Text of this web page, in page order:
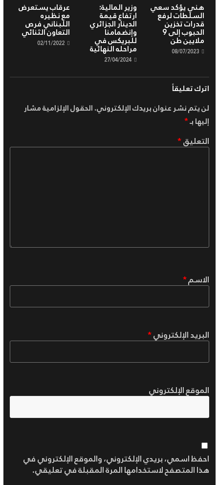
هني يؤكد سعي
السلطات لرفع
قدرات تخزين
الحبوب إلى 9
ملايين طن
08/07/2023
وزير المالية:
ارتفاع قيمة
الدينار الجزائري
وإنضمامنا
للبريكس في
مراحله النهائية
27/04/2024
عرقاب يستعرض
مع نظيره
اللبناني فرص
التعاون الثنائي
02/11/2022
اترك تعليقاً
لن يتم نشر عنوان بريدك الإلكتروني.الحقول الإلزامية مشار
إليها بـ*
التعليق*
الاسم*
البريد الإلكتروني*
الموقع الإلكتروني
احفظ اسمي، بريدي الإلكتروني، والموقع الإلكتروني في
هذا المتصفح لاستخدامها المرة المقبلة في تعليقي.